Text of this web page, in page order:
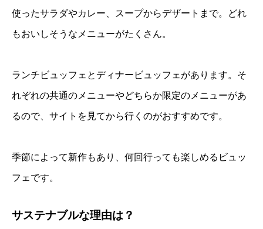
使ったサラダやカレー、スープからデザートまで。どれ
もおいしそうなメニューがたくさん。
ランチビュッフェとディナービュッフェがあります。そ
れぞれの共通のメニューやどちらか限定のメニューがあ
るので、サイトを見てから行くのがおすすめです。
季節によって新作もあり、何回行っても楽しめるビュッ
フェです。
サステナブルな理由は？